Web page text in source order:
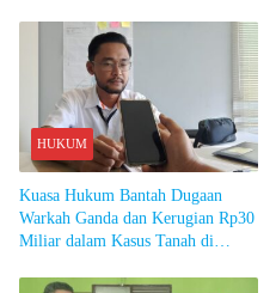
HUKUM
Kuasa Hukum Bantah Dugaan
Warkah Ganda dan Kerugian Rp30
Miliar dalam Kasus Tanah di